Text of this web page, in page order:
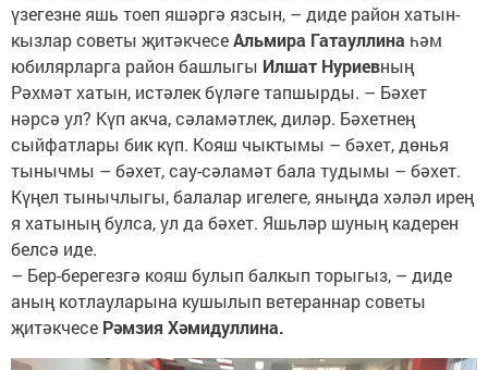
үзегезне яшь тоеп яшәргә язсын, – диде район хатын-
кызлар советы җитәкчесеАльмира Гатауллина һәм
юбилярларга район башлыгы Илшат Нуриевның
Рәхмәт хатын, истәлек бүләге тапшырды. – Бәхет
нәрсә ул? Күп акча, сәламәтлек, диләр. Бәхетнең
сыйфатлары бик күп. Кояш чыктымы – бәхет, дөнья
тынычмы – бәхет, сау-сәламәт бала тудымы – бәхет.
Күңел тынычлыгы, балалар игелеге, яныңда хәләл ирең
я хатының булса, ул да бәхет. Яшьләр шуның кадерен
белсә иде.
– Бер-берегезгә кояш булып балкып торыгыз, – диде
аның котлауларына кушылып ветераннар советы
җитәкчесе Рәмзия Хәмидуллина.